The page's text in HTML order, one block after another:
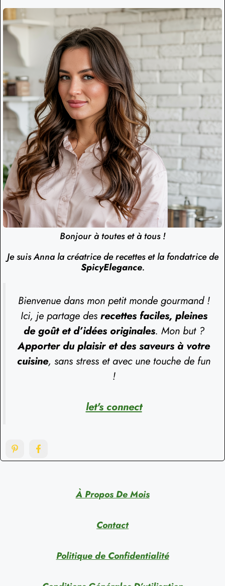
Bonjour à toutes et à tous !
Je suis Anna la créatrice de recettes et la fondatrice de
SpicyElegance.
Bienvenue dans mon petit monde gourmand !
Ici, je partage des recettes faciles, pleines
de goût et d’idées originales. Mon but ?
Apporter du plaisir et des saveurs à votre
cuisine, sans stress et avec une touche de fun
!
let's connect
À Propos De Mois
Contact
Politique de Confidentialité